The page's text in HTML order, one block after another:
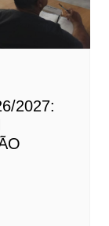
2027: